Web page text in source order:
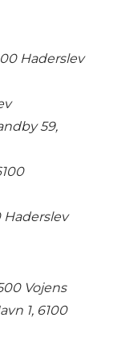
Haderslev
59,
Haderslev
Vojens
1, 6100